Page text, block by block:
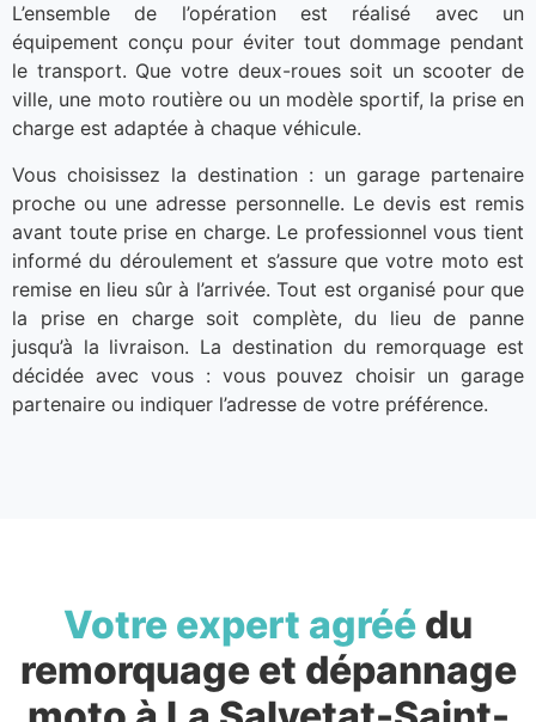
L’ensemble de l’opération est réalisé avec un
équipement conçu pour éviter tout dommage pendant
le transport. Que votre deux-roues soit un scooter de
ville, une moto routière ou un modèle sportif, la prise en
charge est adaptée à chaque véhicule.
Vous choisissez la destination : un garage partenaire
proche ou une adresse personnelle. Le devis est remis
avant toute prise en charge. Le professionnel vous tient
informé du déroulement et s’assure que votre moto est
remise en lieu sûr à l’arrivée. Tout est organisé pour que
la prise en charge soit complète, du lieu de panne
jusqu’à la livraison. La destination du remorquage est
décidée avec vous : vous pouvez choisir un garage
partenaire ou indiquer l’adresse de votre préférence.
Votre expert agréé du
remorquage et dépannage